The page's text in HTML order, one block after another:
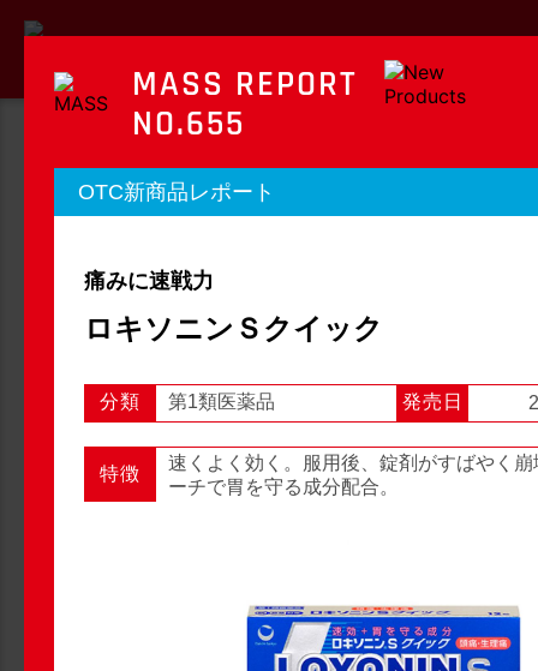
MASS REPORT
マスレポート
OTC新商品レポート
OTC新商品レポート 店頭観察
MASS REPORT
NO.655
OTC新商品レポート
痛みに速戦力
ロキソニンＳクイック
分類 第1類医薬品 発売日
特徴
速くよく効く。服用後、錠剤がすばやく
ーチで胃を守る成分配合。